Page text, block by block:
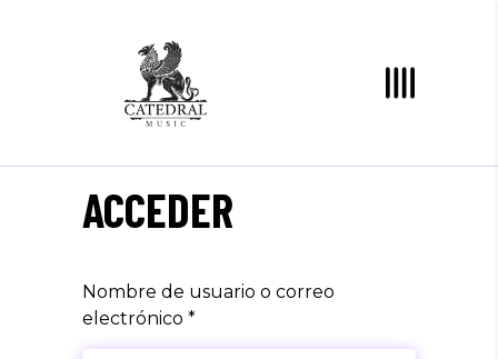
ACCEDER
Nombre de usuario o correo
electrónico *